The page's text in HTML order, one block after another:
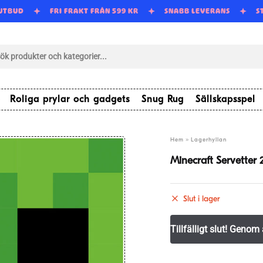
FRI FRAKT FRÅN 599 KR SNABB LEVERANS
Roliga prylar och gadgets Snug Rug Sällskapsspel
Hem »Lagerhyllan
Minecraft Servetter
Slut i lager